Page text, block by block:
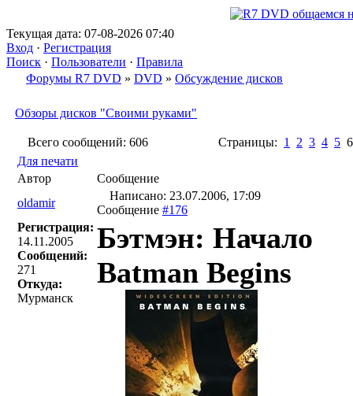
Текущая дата: 07-08-2026 07:40
Вход · Регистрация
Поиск · Пользователи · Правила
Форумы R7 DVD » DVD » Обсуждение дисков
Обзоры дисков "Своими руками"
Всего сообщений: 606 Страницы: 1 2 3 4 5
Для печати
Автор
Сообщение
oldamir
Написано: 23.07.2006, 17:09
Сообщение #176
Регистрация:
14.11.2005
Сообщений:
271
Откуда:
Мурманск
Бэтмэн: Начало
Batman Begins